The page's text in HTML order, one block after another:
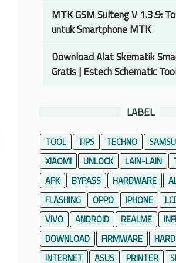
MTK GSM Sulteng V 1.3.9:
untuk Smartphone MTK
Download Alat Skematik
Gratis | Estech Schematic
LABEL
TOOL TIPS TECHNO
XIAOMI
UNLOCK LAIN-LAIN
APK
BYPASS HARDWARE
FLASHING
OPPO IPHONE
VIVO
ANDROID REALME
DOWNLOAD
FIRMWARE
INTERNET
ASUS PRINTER